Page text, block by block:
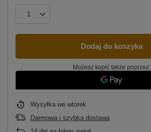
Dodaj do koszyka
Możesz kupić także poprzez:
Wysyłka we wtorek
Darmowa i szybka dostawa